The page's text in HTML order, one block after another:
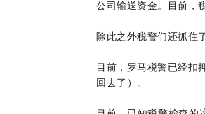
公司输送资金。目前，
除此之外税警们还抓住
目前，罗马税警已经扣
回去了）。